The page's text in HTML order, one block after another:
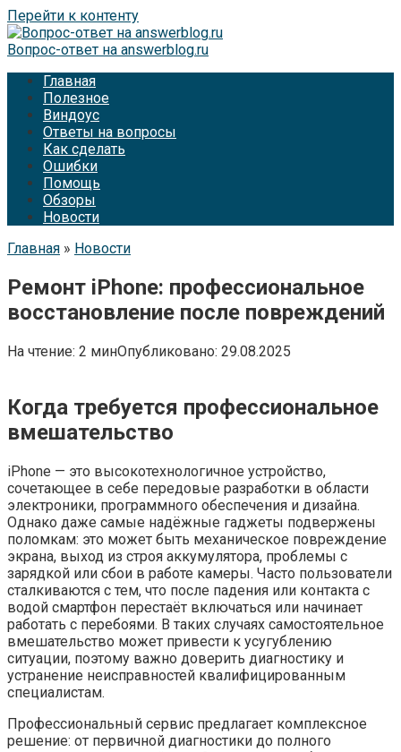
Перейти к контенту
Вопрос-ответ на answerblog.ru
Главная
Полезное
Виндоус
Ответы на вопросы
Как сделать
Ошибки
Помощь
Обзоры
Новости
Главная » Новости
Ремонт iPhone: профессиональное
восстановление после повреждений
На чтение: 2 минОпубликовано: 29.08.2025
Когда требуется профессиональное
вмешательство
iPhone — это высокотехнологичное устройство,
сочетающее в себе передовые разработки в области
электроники, программного обеспечения и дизайна.
Однако даже самые надёжные гаджеты подвержены
поломкам: это может быть механическое повреждение
экрана, выход из строя аккумулятора, проблемы с
зарядкой или сбои в работе камеры. Часто пользователи
сталкиваются с тем, что после падения или контакта с
водой смартфон перестаёт включаться или начинает
работать с перебоями. В таких случаях самостоятельное
вмешательство может привести к усугублению
ситуации, поэтому важно доверить диагностику и
устранение неисправностей квалифицированным
специалистам.
Профессиональный сервис предлагает комплексное
решение: от первичной диагностики до полного